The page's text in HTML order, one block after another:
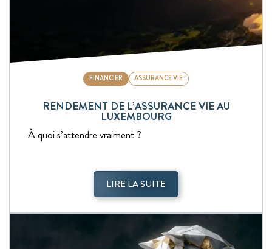
FINANCIER ASSURANCE VIE
RENDEMENT DE L’ASSURANCE VIE AU
LUXEMBOURG
À quoi s’attendre vraiment ?
LIRE LA SUITE